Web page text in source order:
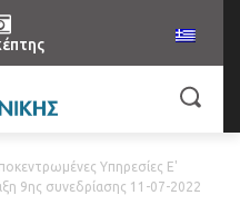
Υπηρεσίες Ε'
9ης συνεδρίασης 11-07-2022